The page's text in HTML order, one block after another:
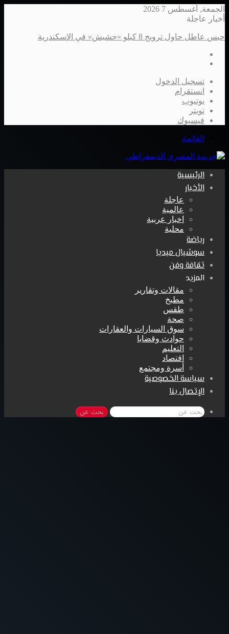
الجمعة, أغسطس 7 2026
أخبار عاجلة
حبس عاطل حاول ترويج 8 كيلو «حشيش» في الإسكندرية
تسجيل الدخول
انستقرام
يوتيوب
تويتر
فيسبوك
القائمة
الرئيسية
الأخبار
عاجلة
عالمية
اخبار عربية
محلية
رياضة
سوشيال ميديا
ثقافة وفن
المزيد
مقالات وتقارير
مطبخ
طقس
صحة
سوق السيارات والعقارات
حوادث وقضايا
التعليم
اقتصاد
أسرة ومجتمع
سياسة الخصوصية
الإتصال بنا
بحث عن